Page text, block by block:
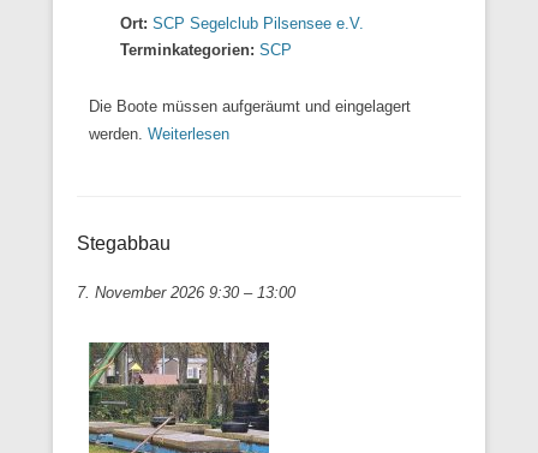
Ort: SCP Segelclub Pilsensee e.V.
Terminkategorien: SCP
Die Boote müssen aufgeräumt und eingelagert
werden. Weiterlesen
Stegabbau
7. November 2026 9:30 – 13:00